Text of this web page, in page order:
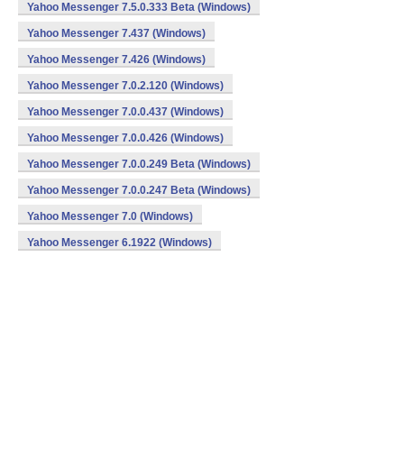
Yahoo Messenger 7.5.0.333 Beta (Windows)
Yahoo Messenger 7.437 (Windows)
Yahoo Messenger 7.426 (Windows)
Yahoo Messenger 7.0.2.120 (Windows)
Yahoo Messenger 7.0.0.437 (Windows)
Yahoo Messenger 7.0.0.426 (Windows)
Yahoo Messenger 7.0.0.249 Beta (Windows)
Yahoo Messenger 7.0.0.247 Beta (Windows)
Yahoo Messenger 7.0 (Windows)
Yahoo Messenger 6.1922 (Windows)